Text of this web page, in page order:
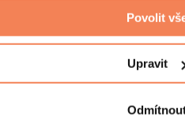
Povolit
Upravit